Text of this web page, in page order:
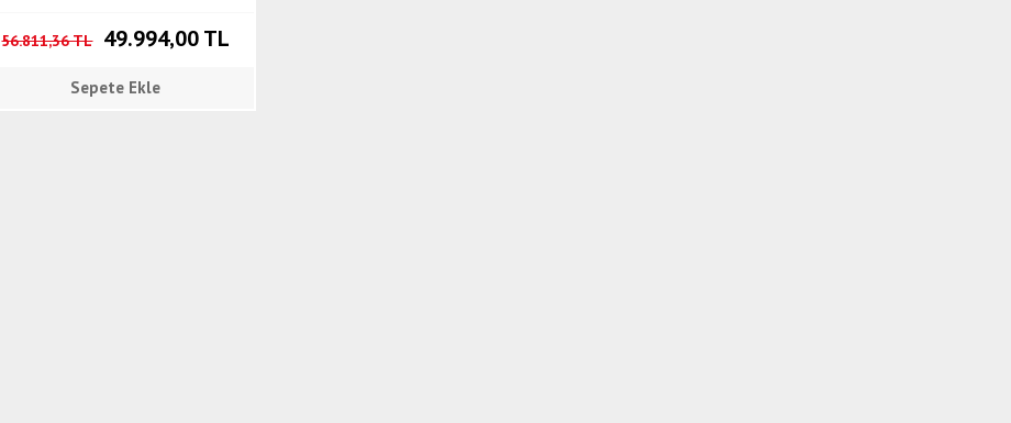
56.811,36 TL 49.994,00 TL
Sepete Ekle